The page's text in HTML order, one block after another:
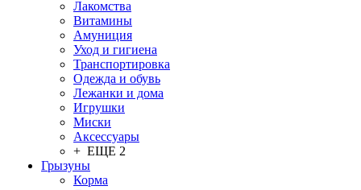
Лакомства
Витамины
Амуниция
Уход и гигиена
Транспортировка
Одежда и обувь
Лежанки и дома
Игрушки
Миски
Аксессуары
+ ЕЩЕ 2
Грызуны
Корма